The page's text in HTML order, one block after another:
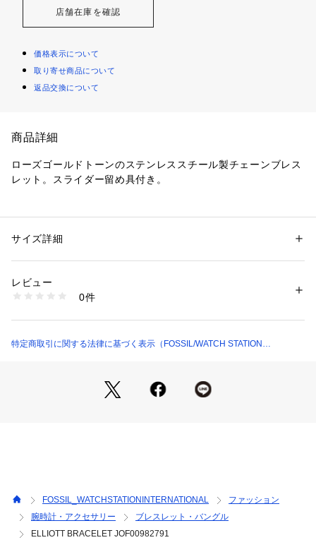
店舗在庫を確認
価格表示について
取り寄せ商品について
返品交換について
商品詳細
ローズゴールドトーンのステンレススチール製チェーンブレス
レット。スライダー留め具付き。
※ご覧のモニター環境、照明等により実際の商品と色味が異な
性別：レディース
ングル
1096400000788
サイズ詳細
レビュー
0件
特定商取引に関する法律に基づく表示（FOSSIL/WATCH STATION
FOSSIL_WATCHSTATIONINTERNATIONAL
ファッション
腕時計・アクセサリー
ブレスレット・バングル
ELLIOTT BRACELET JOF00982791